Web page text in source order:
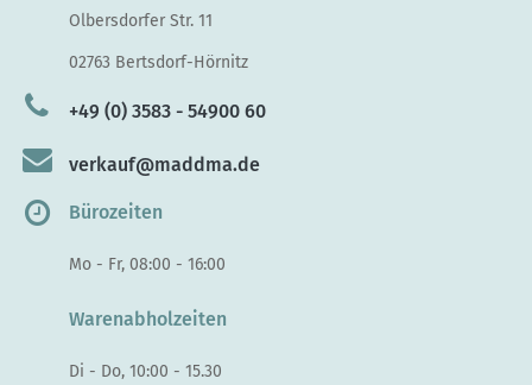
Olbersdorfer Str. 11
02763 Bertsdorf-Hörnitz
+49 (0) 3583 - 54900 60
verkauf@maddma.de
Bürozeiten
Mo - Fr, 08:00 - 16:00
Warenabholzeiten
Di - Do, 10:00 - 15.30